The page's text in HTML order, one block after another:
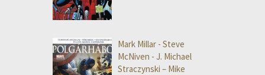
Mark Millar - Steve
McNiven - J. Michael
Straczynski – Mike